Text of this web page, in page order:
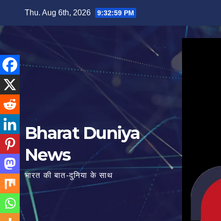
Thu. Aug 6th, 2026 9:33:00 PM
Bharat Duniya
News
भारत की बात-दुनिया के साथ